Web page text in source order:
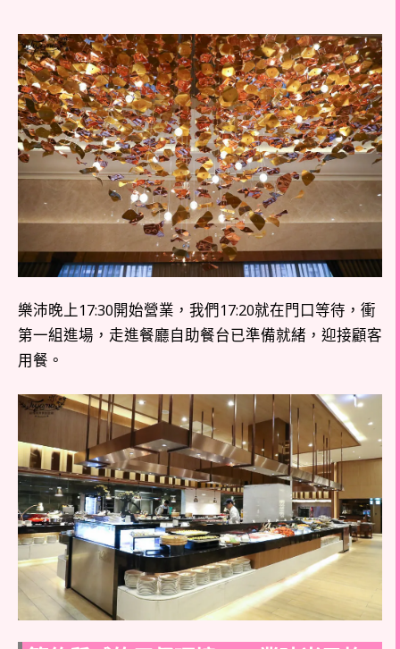
樂沛晚上17:30開始營業，我們17:20就在門口等待，衝
第一組進場，走進餐廳自助餐台已準備就緒，迎接顧客
用餐。